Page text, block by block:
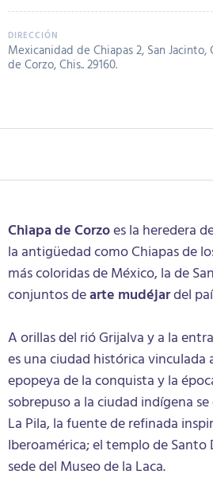
Mexicanidad de Chiapas 2, San Jacinto,
de Corzo, Chis.. 29160.
Chiapa de Corzoes la heredera
la antigüedad como Chiapas de
más coloridas de México, la de
conjuntos dearte mudéjardel
A orillas del rió Grijalva y a la
es una ciudad histórica vinculada
epopeya de la conquista y la
sobrepuso a la ciudad indígena
La Pila, la fuente de refinada
Iberoamérica; el templo de
sede del Museo de la Laca.